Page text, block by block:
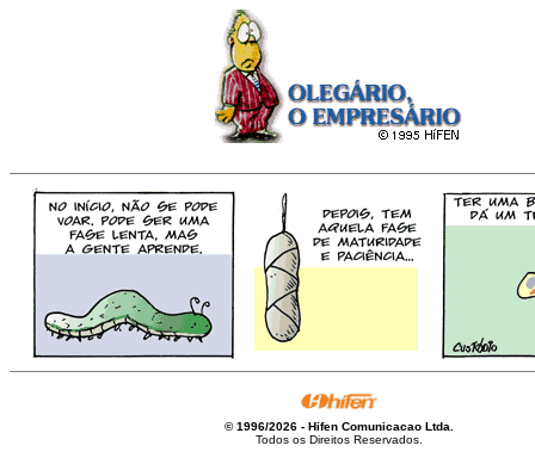
© 1996/2026 - Hifen Comunicacao Ltda.
Todos os Direitos Reservados.